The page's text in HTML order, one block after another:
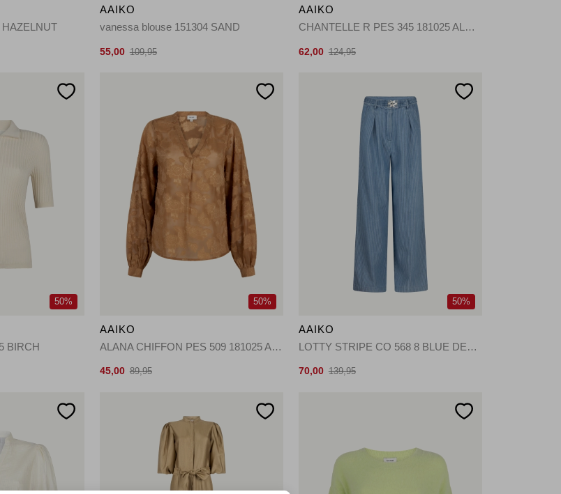
HAZELNUT
AAIKO
vanessa blouse 151304 SAND
55,00 109,95
AAIKO
CHANTELLE R PES 345 181025 ALMOND
62,00 124,95
50%
BIRCH
50%
AAIKO
ALANA CHIFFON PES 509 181025 ALMOND
45,00 89,95
50%
AAIKO
LOTTY STRIPE CO 568 8 BLUE DENIM
70,00 139,95